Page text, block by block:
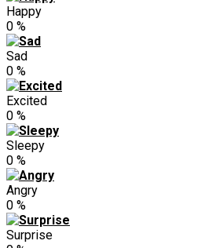
Happy
0 %
Sad
0 %
Excited
0 %
Sleepy
0 %
Angry
0 %
Surprise